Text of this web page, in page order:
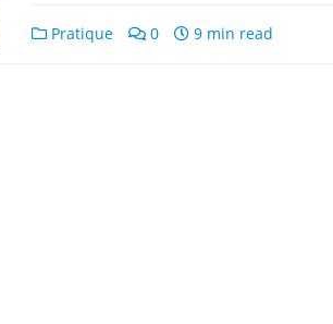
Pratique 0 9 min read